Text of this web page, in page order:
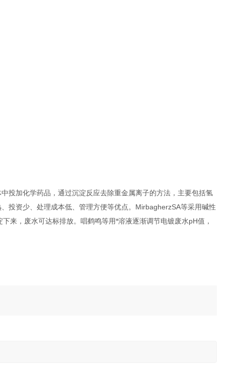
投加化学药品，通过沉淀反应去除重金属离子的方法，主要包括氢
投资少、处理成本低、管理方便等优点。MirbagherzSA等采用碱性
来，废水可达标排放。唱鹤鸣等用*溶液逐渐调节电镀废水pH值，